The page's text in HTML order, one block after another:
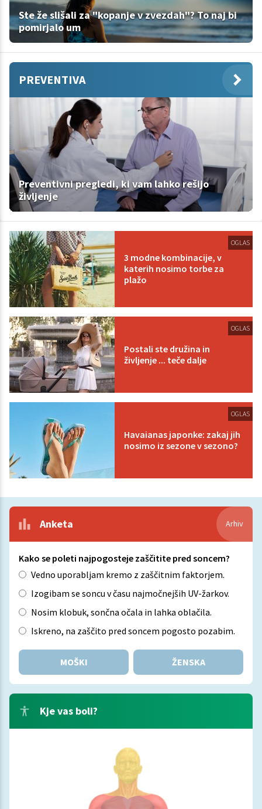
Ste že slišali za "kopanje v zvezdah"? To naj bi
pomirjalo um
PREVENTIVA
Preventivni pregledi, ki vam lahko rešijo
življenje
OGLAS
3 modne kombinacije, v
katerih nosimo torbe za
plažo
OGLAS
Postali ste družina in
življenje ... teče dalje
OGLAS
Havaianas japonke: zakaj jih
nosimo iz sezone v sezono?
Anketa Arhiv
Kako se poleti najpogosteje zaščitite pred soncem?
Vedno uporabljam kremo z zaščitnim faktorjem.
Izogibam se soncu v času najmočnejših UV-žarkov.
Nosim klobuk, sončna očala in lahka oblačila.
Iskreno, na zaščito pred soncem pogosto pozabim.
MOŠKI ŽENSKA
Kje vas boli?